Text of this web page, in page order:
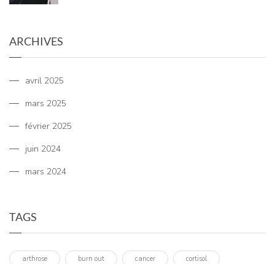
ARCHIVES
avril 2025
mars 2025
février 2025
juin 2024
mars 2024
TAGS
arthrose burn out cancer cortisol